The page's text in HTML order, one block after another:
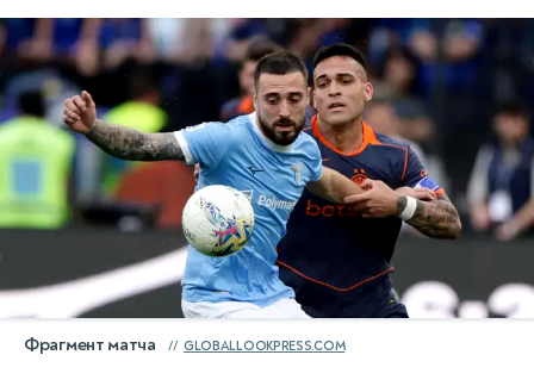
Фрагмент матча GLOBALLOOKPRESS.COM